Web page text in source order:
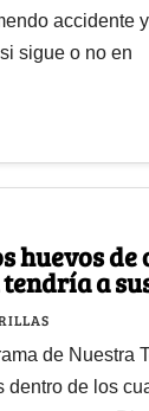
accidente y
sigue o no en
huevos de
a
de Nuestra
dentro de los